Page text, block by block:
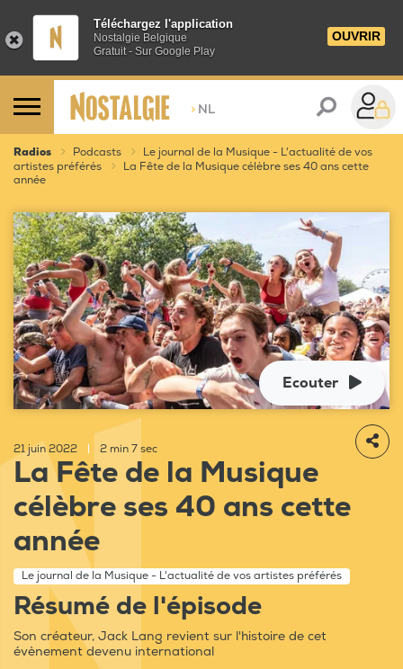
Téléchargez l'application
Nostalgie Belgique
Gratuit - Sur Google Play
OUVRIR
> NL
Radios Podcasts
Le journal de la Musique - L'actualité de vos
artistes préférés
La Fête de la Musique célèbre ses 40 ans cette
année
Ecouter
21 juin 2022 2 min 7 sec
La Fête de la Musique
célèbre ses 40 ans cette
année
Le journal de la Musique - L'actualité de vos artistes préférés
Résumé de l'épisode
Son créateur, Jack Lang revient sur l'histoire de cet
évènement devenu international